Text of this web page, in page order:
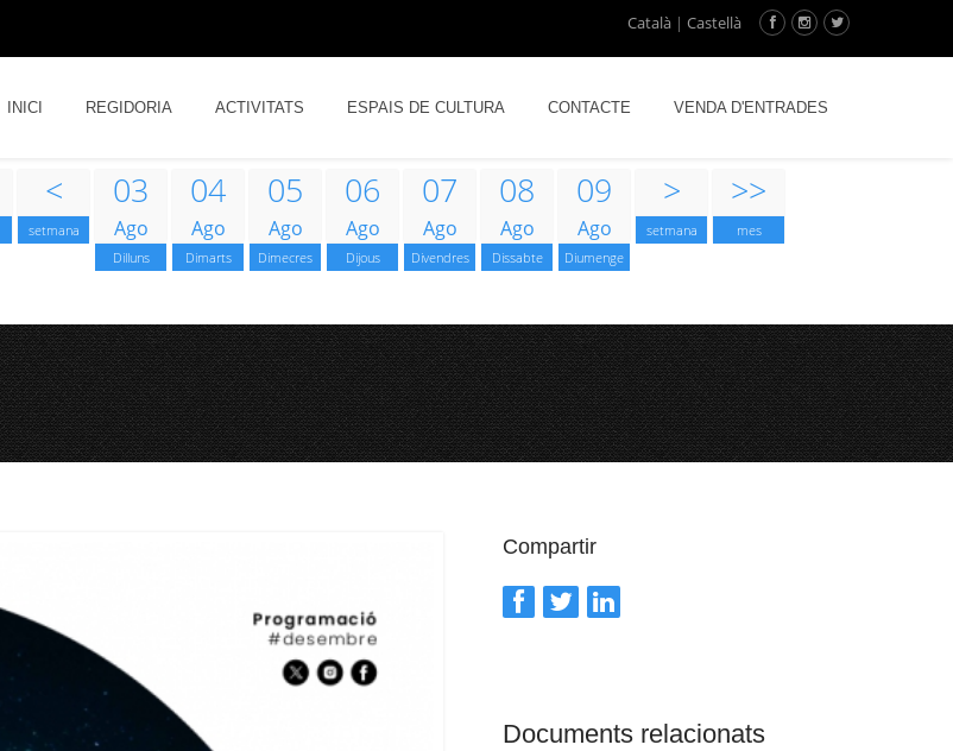
Català | Castellà
INICI REGIDORIA ACTIVITATS ESPAIS DE CULTURA CONTACTE VENDA D'ENTRADES
<
setmana
03
Ago
Dilluns
04
Ago
Dimarts
05
Ago
Dimecres
06
Ago
Dijous
07
Ago
Divendres
08
Ago
Dissabte
09
Ago
Diumenge
>
setmana
>>
mes
Compartir
Documents relacionats